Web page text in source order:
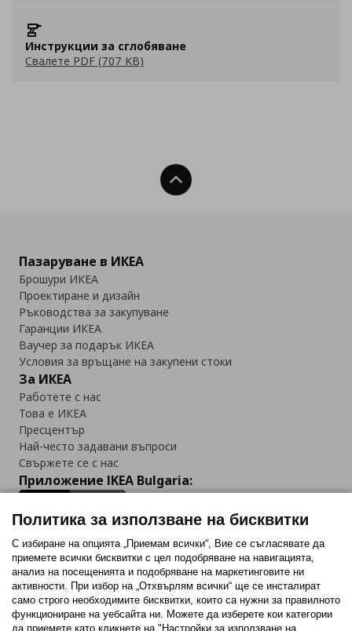
Инструкции за сглобяване
Свалете PDF (707 KB)
Нагоре
Пазаруване в ИКЕА
Брошури ИКЕА
Проектиране и дизайн
Ръководства за закупуване
Гаранции ИКЕА
Ваучер за подарък ИКЕА
Условия за връщане на закупени стоки
За ИКЕА
Работете с нас
Това е ИКЕА
Пресцентър
Най-често задавани въпроси
Свържете се с нас
Приложение IKEA Bulgaria:
Последвайте ни:
FacebookTwitterYoutubePinterestInstagram
Политика за използване на бисквитки
С избиране на опцията „Приемам всички“, Вие се съгласявате да
приемете всички бисквитки с цел подобряване на навигацията,
анализ на посещенията и подобряване на маркетинговите ни
активности. При избор на „Отхвърлям всички“ ще се инсталират
само строго необходимитe бисквитки, които са нужни за правилното
функциониране на уебсайта ни. Можете да изберете кои категории
да приемете като кликнете на "Настройки за използване на